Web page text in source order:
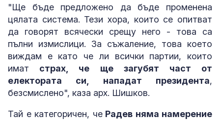
"Ще бъде предложено да бъде променена
цялата система. Тези хора, които се опитват
да говорят всячески срещу него - това са
пълни измислици. За съжаление, това което
виждам е като че ли всички партии, които
имат страх, че ще загубят част от
електората си, нападат президента,
безсмислено", каза арх. Шишков.
Тай е категоричен, чеРадев няма намерение